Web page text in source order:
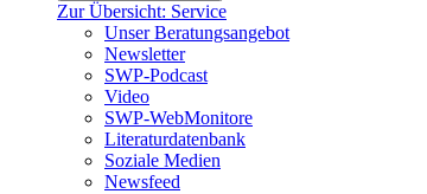
Zur Übersicht: Service
Unser Beratungsangebot
Newsletter
SWP-Podcast
Video
SWP-WebMonitore
Literaturdatenbank
Soziale Medien
Newsfeed